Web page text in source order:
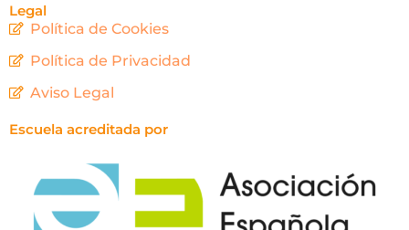
Legal
Política de Cookies
Política de Privacidad
Aviso Legal
Escuela acreditada por